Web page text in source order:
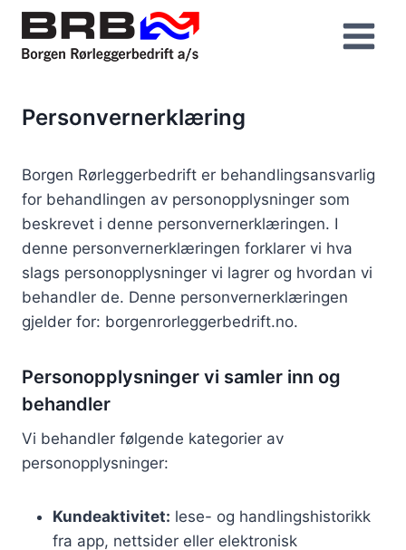
Skip
content
Personvernerklæring
Borgen Rørleggerbedrift er behandlingsansvarlig
for behandlingen av personopplysninger som
beskrevet i denne personvernerklæringen. I
denne personvernerklæringen forklarer vi hva
slags personopplysninger vi lagrer og hvordan vi
behandler de. Denne personvernerklæringen
gjelder for: borgenrorleggerbedrift.no.
Personopplysninger vi samler inn og
behandler
Vi behandler følgende kategorier av
personopplysninger:
Kundeaktivitet: lese- og handlingshistorikk
fra app, nettsider eller elektronisk